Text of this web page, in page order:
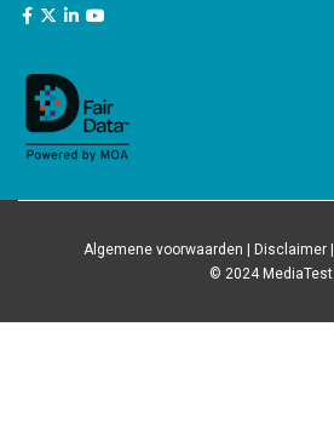
Algemene voorwaarden Disclaimer|
© 2024 MediaTest